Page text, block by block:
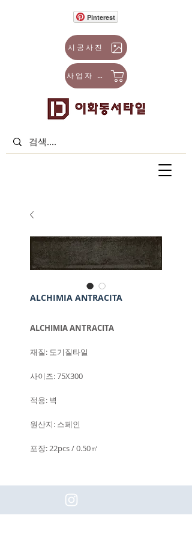
사업자 몰
시공사진
Pinterest
ALCHIMIA ANTRACITA
ALCHIMIA ANTRACITA
재질: 도기질타일
사이즈: 75X300
적용: 벽
원산지: 스페인
포장: 22pcs / 0.50㎡